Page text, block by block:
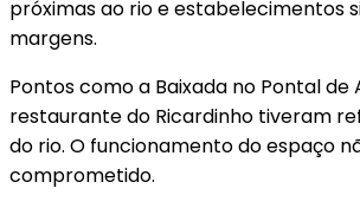
próximas ao rio e estabelecimentos
margens.
Pontos como a Baixada no Pontal
restaurante do Ricardinho tiveram
do rio. O funcionamento do espaço
comprometido.